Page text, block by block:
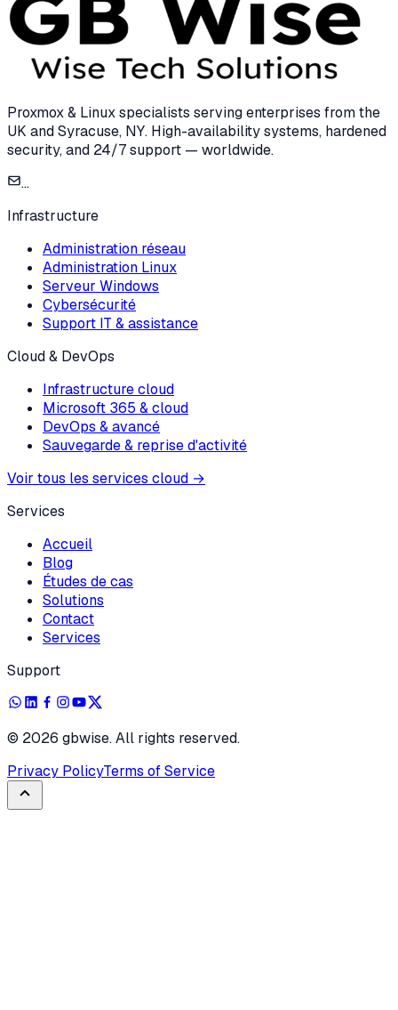
Proxmox & Linux specialists serving enterprises from the
UK and Syracuse, NY. High-availability systems, hardened
security, and 24/7 support — worldwide.
...
Infrastructure
Administration réseau
Administration Linux
Serveur Windows
Cybersécurité
Support IT & assistance
Cloud & DevOps
Infrastructure cloud
Microsoft 365 & cloud
DevOps & avancé
Sauvegarde & reprise d'activité
Voir tous les services cloud →
Services
Accueil
Blog
Études de cas
Solutions
Contact
Services
Support
© 2026 gbwise. All rights reserved.
Privacy PolicyTerms of Service